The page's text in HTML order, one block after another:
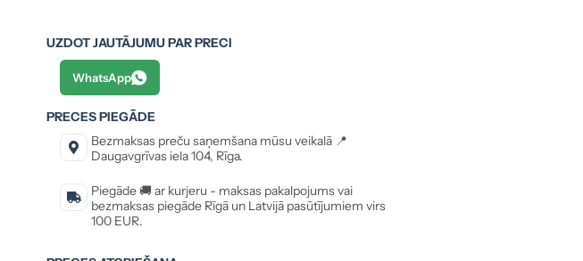
UZDOT JAUTĀJUMU PAR PRECI
WhatsApp
PRECES PIEGĀDE
Bezmaksas preču saņemšana mūsu veikalā 📍
Daugavgrīvas iela 104, Rīga.
Piegāde 🚚 ar kurjeru - maksas pakalpojums vai
bezmaksas piegāde Rīgā un Latvijā pasūtījumiem virs
100 EUR.